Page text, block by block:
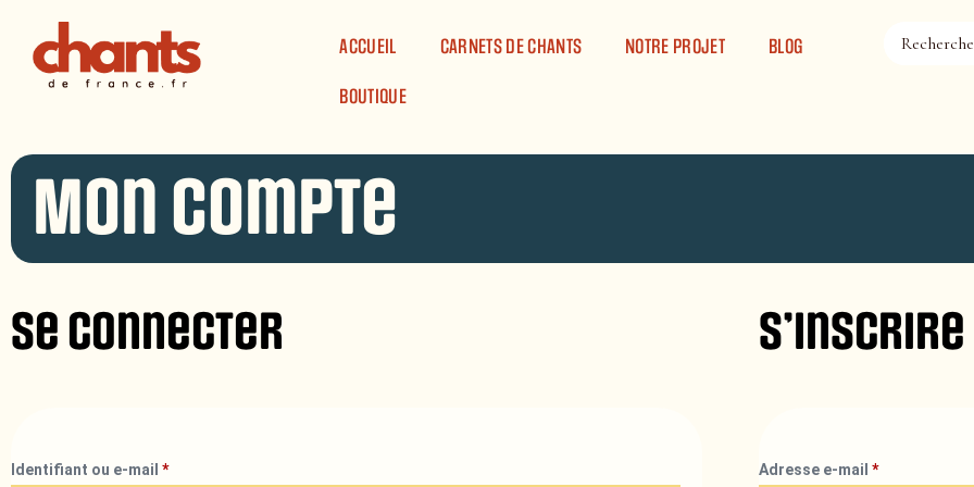
ACCUEIL
CARNETS DE CHANTS NOTRE PROJET BLOG
BOUTIQUE
Mon compte
Se connecter
Identifiant ou e-mail *
S’inscrire
Adresse e-mail*